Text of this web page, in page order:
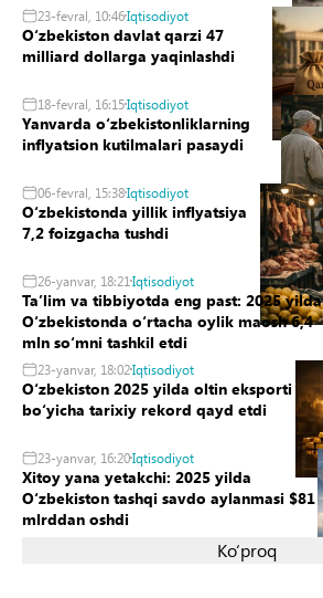
23-fevral, 10:46Iqtisodiyot
Oʻzbekiston davlat qarzi 47
milliard dollarga yaqinlashdi
18-fevral, 16:15Iqtisodiyot
Yanvarda oʻzbekistonliklarning
inflyatsion kutilmalari pasaydi
06-fevral, 15:38Iqtisodiyot
Oʻzbekistonda yillik inflyatsiya
7,2 foizgacha tushdi
26-yanvar, 18:21 Iqtisodiyot
Taʼlim va tibbiyotda eng past: 2025 yilda
Oʻzbekistonda oʻrtacha oylik maosh 6,4
mln soʻmni tashkil etdi
23-yanvar, 18:02Iqtisodiyot
Oʻzbekiston 2025 yilda oltin eksporti
boʻyicha tarixiy rekord qayd etdi
23-yanvar, 16:20Iqtisodiyot
Xitoy yana yetakchi: 2025 yilda
Oʻzbekiston tashqi savdo aylanmasi $81
mlrddan oshdi
Ko‘proq